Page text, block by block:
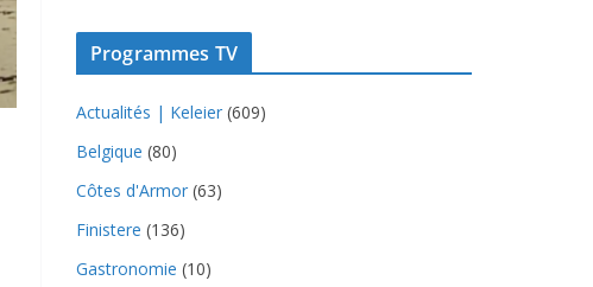
Programmes TV
Actualités | Keleier (609)
Belgique (80)
Côtes d'Armor (63)
Finistere (136)
Gastronomie (10)